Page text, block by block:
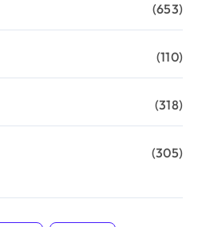
(653)
(110)
(318)
(305)